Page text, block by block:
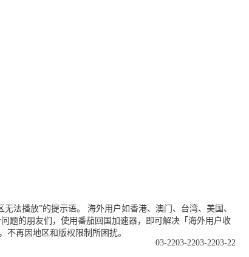
法播放”的提示语。 海外用户如香港、澳门、台湾、美国、
题的朋友们，使用番茄回国加速器，即可解决「海外用户收
再因地区和版权限制所困扰。
03-22
03-22
03-22
03-22